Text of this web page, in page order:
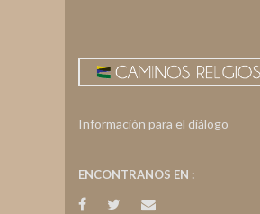
Información para el diálogo
ENCONTRANOS EN :